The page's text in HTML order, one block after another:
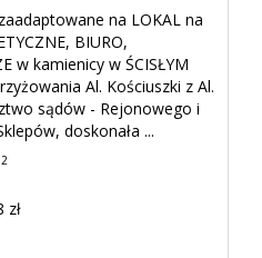
na LOKAL na
BIURO,
w kamienicy w ŚCISŁYM
Al. Kościuszki z Al.
sądów - Rejonowego i
doskonała ...
2
zł